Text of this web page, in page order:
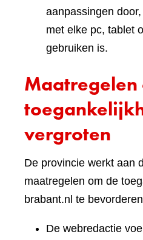
aanpassingen
met elke pc, tablet
gebruiken is.
Maatregelen
vergroten
De provincie werkt aan
maatregelen om de
brabant.nl te
De webredactie